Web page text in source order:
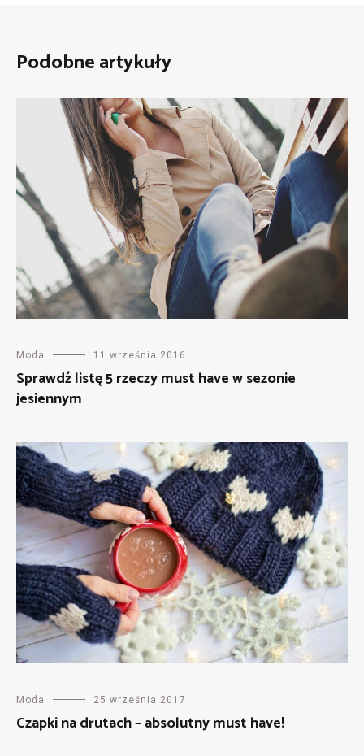
Podobne artykuły
Moda 11 września 2016
Sprawdź listę 5 rzeczy must have w sezonie
jesiennym
Moda 25 września 2017
Czapki na drutach – absolutny must have!